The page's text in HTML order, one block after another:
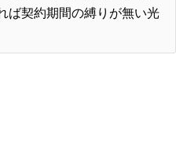
ば契約期間の縛りが無い光